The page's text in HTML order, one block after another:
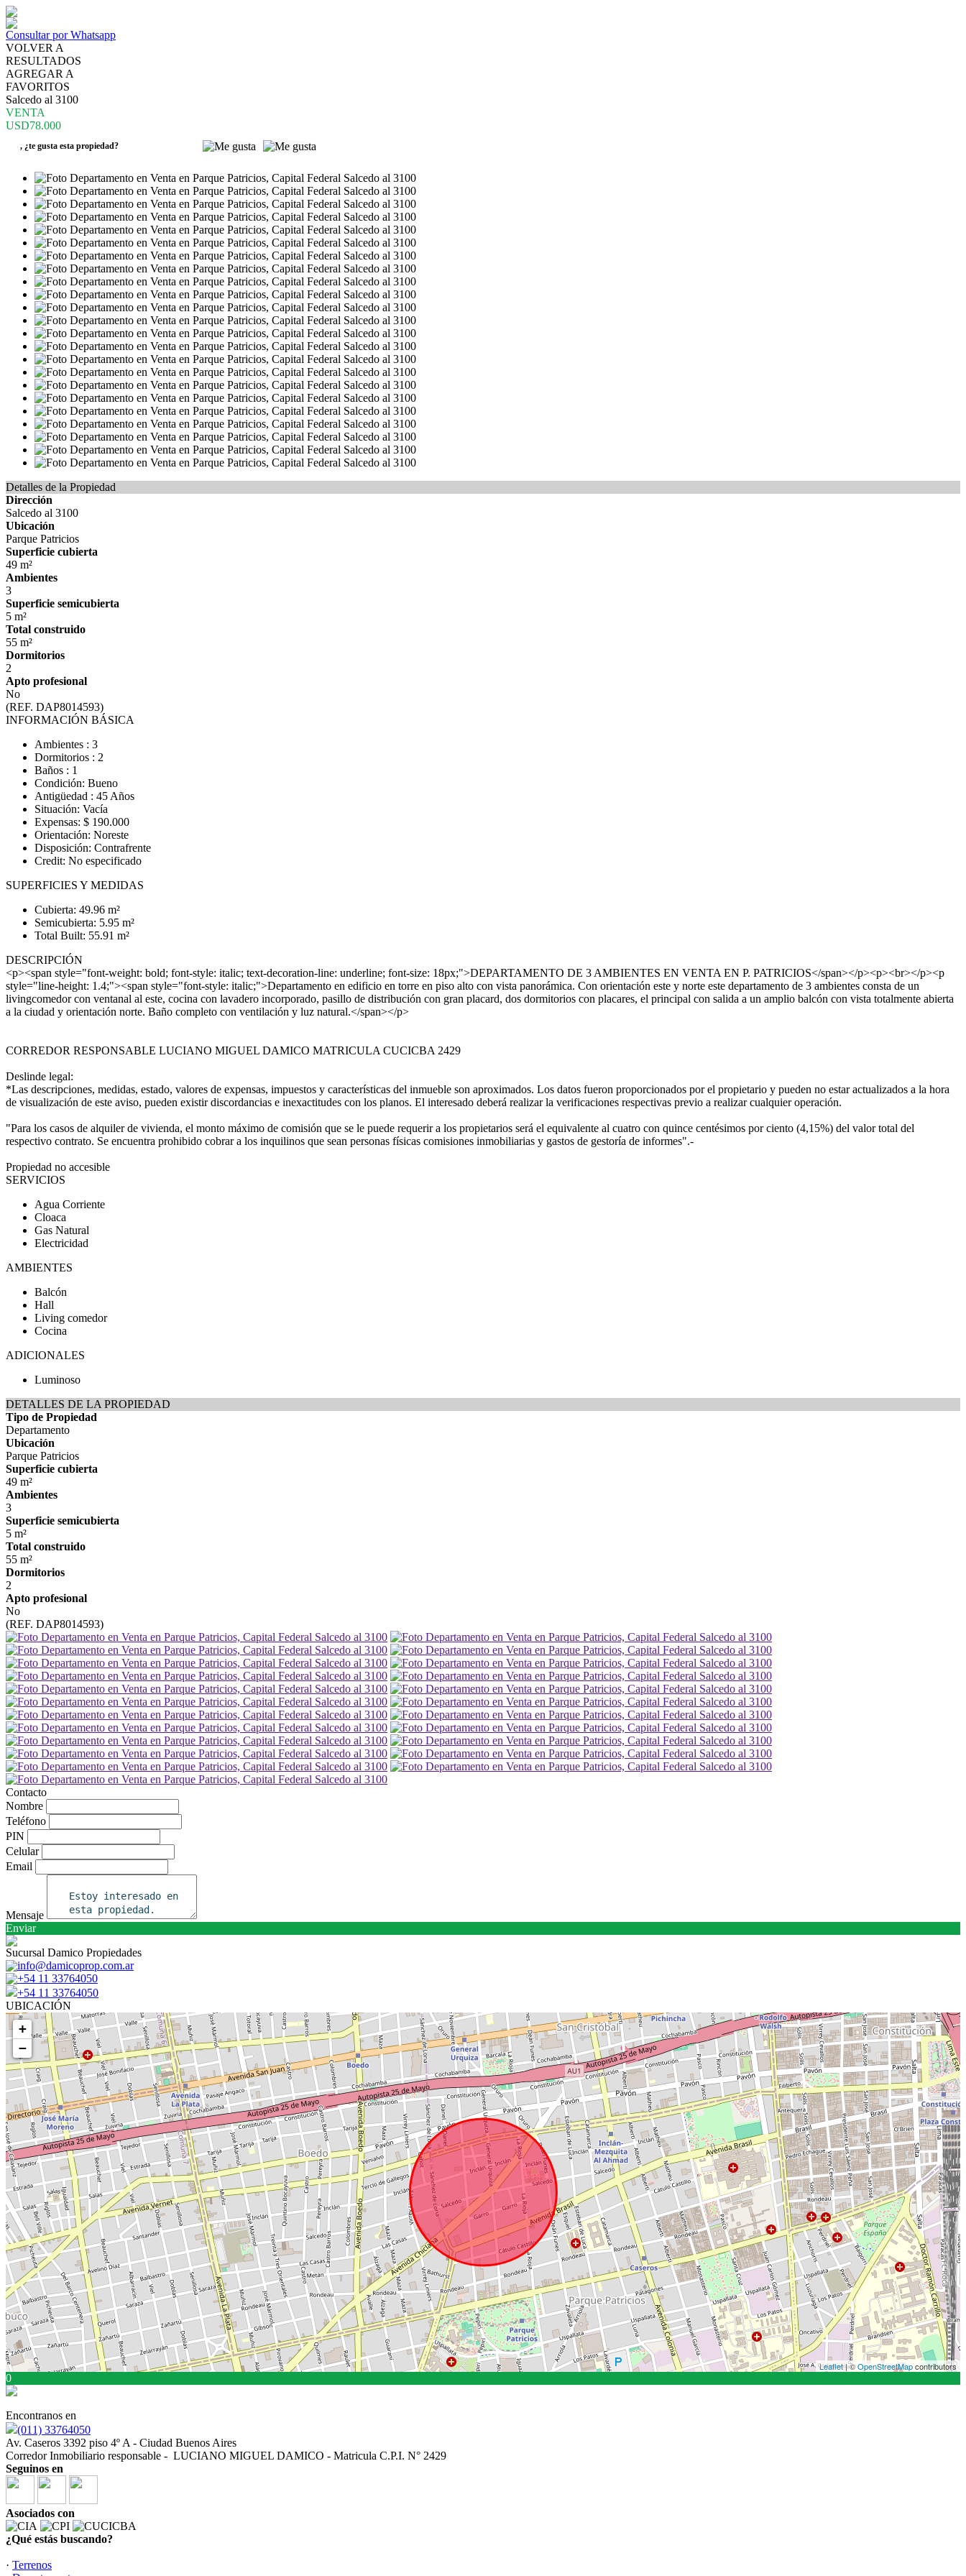
Consultar por Whatsapp
VOLVER A
RESULTADOS
AGREGAR A
FAVORITOS
Salcedo al 3100
VENTA
USD78.000
, ¿te gusta esta propiedad?
Detalles de la Propiedad
Dirección
Salcedo al 3100
Ubicación
Parque Patricios
Superficie cubierta
49 m²
Ambientes
3
Superficie semicubierta
5 m²
Total construido
55 m²
Dormitorios
2
Apto profesional
No
(REF. DAP8014593)
INFORMACIÓN BÁSICA
Ambientes : 3
Dormitorios : 2
Baños : 1
Condición: Bueno
Antigüedad : 45 Años
Situación: Vacía
Expensas: $ 190.000
Orientación: Noreste
Disposición: Contrafrente
Credit: No especificado
SUPERFICIES Y MEDIDAS
Cubierta: 49.96 m²
Semicubierta: 5.95 m²
Total Built: 55.91 m²
DESCRIPCIÓN
<p><span style="font-weight: bold; font-style: italic; text-decoration-line: underline; font-size: 18px;">DEPARTAMENTO DE 3 AMBIENTES EN VENTA EN P. PATRICIOS</span></p><p><br></p><p
style="line-height: 1.4;"><span style="font-style: italic;">Departamento en edificio en torre en piso alto con vista panorámica. Con orientación este y norte este departamento de 3 ambientes consta de un
livingcomedor con ventanal al este, cocina con lavadero incorporado, pasillo de distribución con gran placard, dos dormitorios con placares, el principal con salida a un amplio balcón con vista totalmente abierta
a la ciudad y orientación norte. Baño completo con ventilación y luz natural.</span></p>
CORREDOR RESPONSABLE LUCIANO MIGUEL DAMICO MATRICULA CUCICBA 2429
Deslinde legal:
*Las descripciones, medidas, estado, valores de expensas, impuestos y características del inmueble son aproximados. Los datos fueron proporcionados por el propietario y pueden no estar actualizados a la hora
de visualización de este aviso, pueden existir discordancias e inexactitudes con los planos. El interesado deberá realizar la verificaciones respectivas previo a realizar cualquier operación.
"Para los casos de alquiler de vivienda, el monto máximo de comisión que se le puede requerir a los propietarios será el equivalente al cuatro con quince centésimos por ciento (4,15%) del valor total del
respectivo contrato. Se encuentra prohibido cobrar a los inquilinos que sean personas físicas comisiones inmobiliarias y gastos de gestoría de informes".-
Propiedad no accesible
SERVICIOS
Agua Corriente
Cloaca
Gas Natural
Electricidad
AMBIENTES
Balcón
Hall
Living comedor
Cocina
ADICIONALES
Luminoso
DETALLES DE LA PROPIEDAD
Tipo de Propiedad
Departamento
Ubicación
Parque Patricios
Superficie cubierta
49 m²
Ambientes
3
Superficie semicubierta
5 m²
Total construido
55 m²
Dormitorios
2
Apto profesional
No
(REF. DAP8014593)
Contacto
Nombre
Teléfono
PIN
Celular
Email
Mensaje
Enviar
Sucursal Damico Propiedades
info@damicoprop.com.ar
+54 11 33764050
+54 11 33764050
UBICACIÓN
+
−
Leaflet| ©OpenStreetMapcontributors
0
Encontranos en
(011) 33764050
Av. Caseros 3392 piso 4º A - Ciudad Buenos Aires
Corredor Inmobiliario responsable - LUCIANO MIGUEL DAMICO - Matricula C.P.I. N° 2429
Seguinos en
Asociados con
¿Qué estás buscando?
· Terrenos